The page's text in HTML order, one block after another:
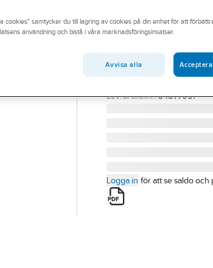
TYROLIT
Lamellrondell
LAMELLRONDELL
Lev. artikelnr: 34577061
Logga in för att se saldo och
cookies" samtycker du till lagring av cookies på din enhet för att
användning och bistå i våra marknadsföringsinsatser.
Avvisa alla